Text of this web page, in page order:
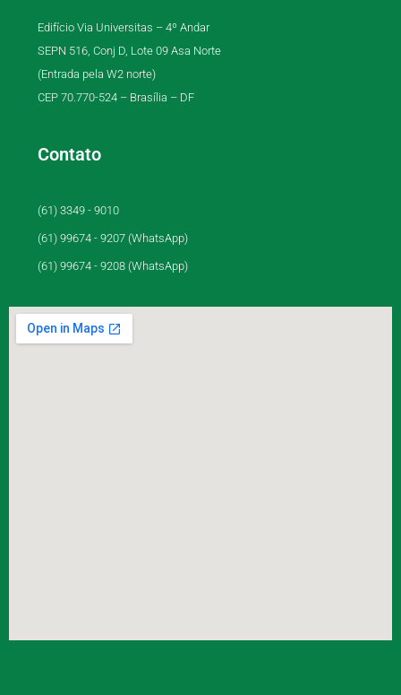
Edifício Via Universitas – 4º Andar
SEPN 516, Conj D, Lote 09 Asa Norte
(Entrada pela W2 norte)
CEP 70.770-524 – Brasília – DF
Contato
(61) 3349 - 9010
(61) 99674 - 9207 (WhatsApp)
(61) 99674 - 9208 (WhatsApp)